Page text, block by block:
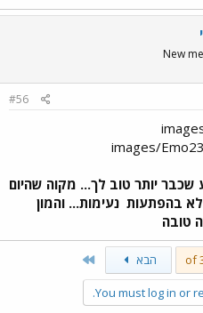
New
#56
../
שכבר יותר טוב לך... מקוה שהיום
בהפתעות נעימות... והמון
טובה
הבא
You must log in or